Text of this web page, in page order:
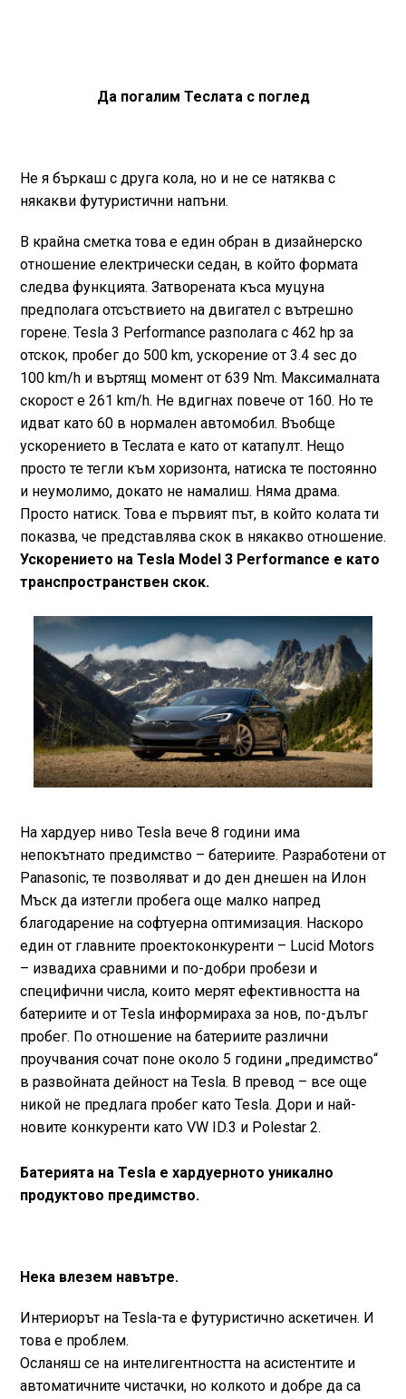
Да погалим Теслата с поглед
Не я бъркаш с друга кола, но и не се натяква с
някакви футуристични напъни.
В крайна сметка това е един обран в дизайнерско
отношение електрически седан, в който формата
следва функцията. Затворената къса муцуна
предполага отсъствието на двигател с вътрешно
горене. Tesla 3 Performance разполага с 462 hp за
отскок, пробег до 500 km, ускорение от 3.4 sec до
100 km/h и въртящ момент от 639 Nm. Максималната
скорост е 261 km/h. Не вдигнах повече от 160. Но те
идват като 60 в нормален автомобил. Въобще
ускорението в Теслата е като от катапулт. Нещо
просто те тегли към хоризонта, натиска те постоянно
и неумолимо, докато не намалиш. Няма драма.
Просто натиск. Това е първият път, в който колата ти
показва, че представлява скок в някакво отношение.
Ускорението на Tesla Model 3 Performance е като
транспространствен скок.
На хардуер ниво Tesla вече 8 години има
непокътнато предимство – батериите. Разработени от
Panasonic, те позволяват и до ден днешен на Илон
Мъск да изтегли пробега още малко напред
благодарение на софтуерна оптимизация. Наскоро
един от главните проектоконкуренти – Lucid Motors
– извадиха сравними и по-добри пробези и
специфични числа, които мерят ефективността на
батериите и от Tesla информираха за нов, по-дълъг
пробег. По отношение на батериите различни
проучвания сочат поне около 5 години „предимство“
в развойната дейност на Tesla. В превод – все още
никой не предлага пробег като Tesla. Дори и най-
новите конкуренти като VW ID.3 и Polestar 2.
Батерията на Tesla е хардуерното уникално
продуктово предимство.
Нека влезем навътре.
Интериорът на Tesla-та е футуристично аскетичен. И
това е проблем.
Осланяш се на интелигентността на асистентите и
автоматичните чистачки, но колкото и добре да са